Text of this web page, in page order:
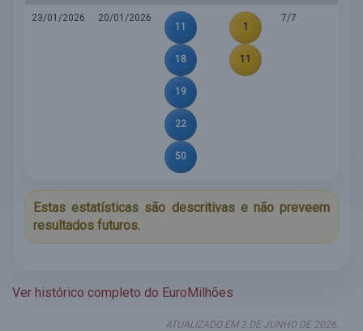
23/01/2026
20/01/2026
11
18
19
22
50
1
11
7/7
Estas estatísticas são descritivas e não preveem
resultados futuros.
Ver histórico completo do EuroMilhões
ATUALIZADO EM 3 DE JUNHO DE 2026.